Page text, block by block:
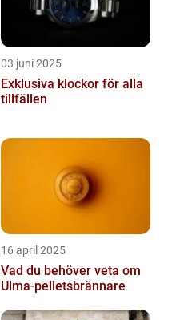
03 juni 2025
Exklusiva klockor för alla
tillfällen
16 april 2025
Vad du behöver veta om
Ulma-pelletsbrännare